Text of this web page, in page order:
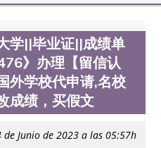
学||毕业证||成绩单
》办理【留信认
外学校代申请,名校
成绩，买假文
de Junio de 2023 a las 05:57h